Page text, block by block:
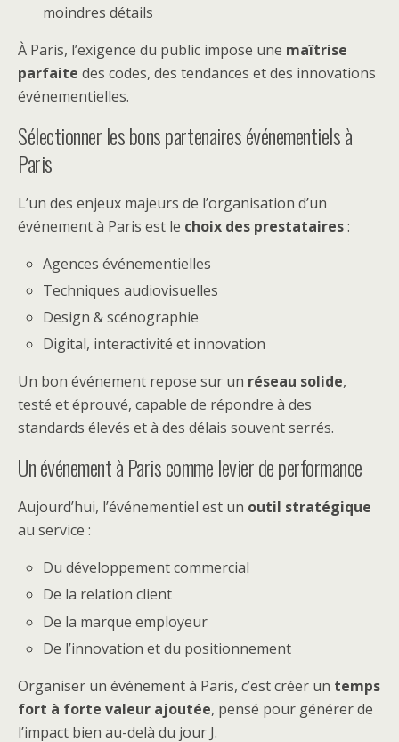
moindres détails
À Paris, l’exigence du public impose une maîtrise
parfaite des codes, des tendances et des innovations
événementielles.
Sélectionner les bons partenaires événementiels à
Paris
L’un des enjeux majeurs de l’organisation d’un
événement à Paris est le choix des prestataires:
Agences événementielles
Techniques audiovisuelles
Design & scénographie
Digital, interactivité et innovation
Un bon événement repose sur un réseau solide,
testé et éprouvé, capable de répondre à des
standards élevés et à des délais souvent serrés.
Un événement à Paris comme levier de performance
Aujourd’hui, l’événementiel est un outil stratégique
au service :
Du développement commercial
De la relation client
De la marque employeur
De l’innovation et du positionnement
Organiser un événement à Paris, c’est créer un temps
fort à forte valeur ajoutée, pensé pour générer de
l’impact bien au-delà du jour J.